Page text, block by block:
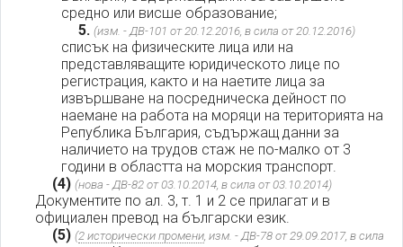
средно или висше образование;
5. (изм. - ДВ-101 от 20.12.2016, в сила от 20.12.2016)
списък на физическите лица или на
представляващите юридическото лице по
регистрация, както и на наетите лица за
извършване на посредническа дейност по
наемане на работа на моряци на територията на
Република България, съдържащ данни за
наличието на трудов стаж не по-малко от 3
години в областта на морския транспорт.
(4) (нова - ДВ-82 от 03.10.2014, в сила от 03.10.2014)
Документите по ал. 3, т. 1 и 2 се прилагат и в
официален превод на български език.
(5) (2 исторически промени, изм. - ДВ-78 от 29.09.2017, в сила